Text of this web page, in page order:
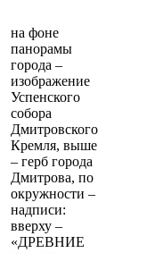
на фоне
панорамы
города –
изображение
Успенского
собора
Дмитровского
Кремля, выше
– герб города
Дмитрова, по
окружности –
надписи:
вверху –
«ДРЕВНИЕ